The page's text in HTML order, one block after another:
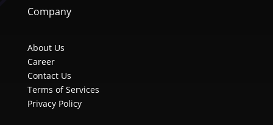
Company
About Us
Career
Contact Us
Terms of Services
Privacy Policy